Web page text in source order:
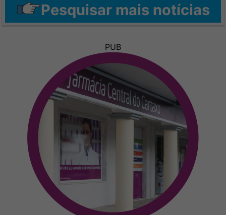
Pesquisar mais notícias
PUB